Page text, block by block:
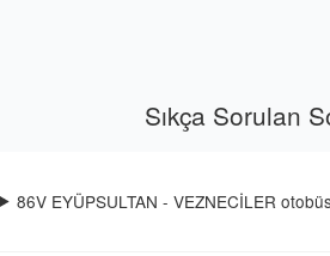
Sıkça Sorulan
86V EYÜPSULTAN - VEZNECİLER